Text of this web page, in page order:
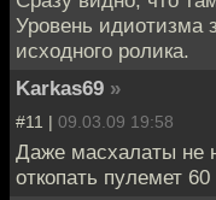
Уровень идиотизма
исходного ролика.
Karkas69 »
#11 | 09.03.09 19:58
Даже масхалаты не
откопать пулемет 60